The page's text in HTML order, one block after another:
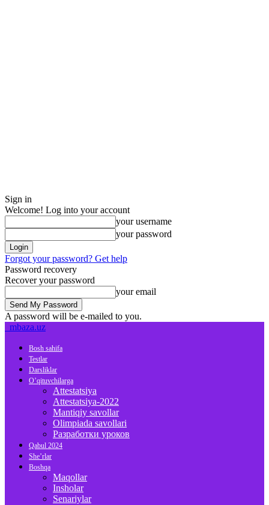
Sign in
Welcome! Log into your account
your username
your password
Forgot your password? Get help
Password recovery
Recover your password
your email
A password will be e-mailed to you.
mbaza.uz
Bosh sahifa
Testlar
Darsliklar
O’qituvchilarga
Attestatsiya
Attestatsiya-2022
Mantiqiy savollar
Olimpiada savollari
Разработки уроков
Qabul 2024
She’rlar
Boshqa
Maqollar
Insholar
Senariylar